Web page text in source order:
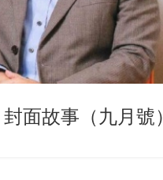
面故事（九月號）